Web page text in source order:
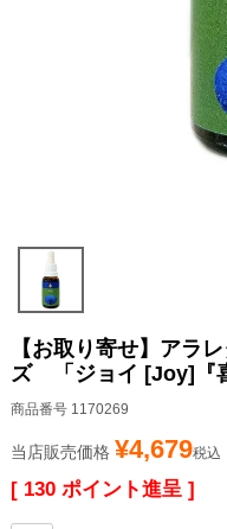
【お取り寄せ】アラ
ズ 「ジョイ [Joy]『
商品番号 1170269
当店販売価格 ¥4,679税込
[ 130 ポイント進呈 ]